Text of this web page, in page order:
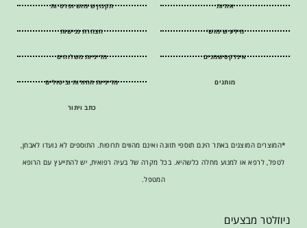
אודות
מידע שימושי
אינדקס שמנים
מותגים
תקנון שימוש ופרטיות
הצהרת נגישות
מדיניות משלוחים
מדיניות החזרות וביטולים
כתב ויתור
*המוצרים המוצגים באתר הינם תוספי תזונה ואינם מהווים תרופות. התוספים לא נועדו לאבחן,
לטפל, לרפא או למנוע מחלה כלשהיא. בכל מקרה של בעיה רפואית, יש להתייעץ עם הרופא
המטפל.
ניוזלטר מבצעים